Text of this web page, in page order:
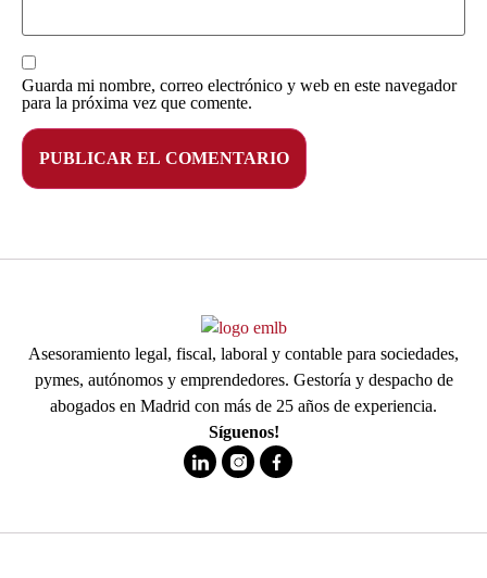
Guarda mi nombre, correo electrónico y web en este navegador
para la próxima vez que comente.
Asesoramiento legal, fiscal, laboral y contable para sociedades,
pymes, autónomos y emprendedores. Gestoría y despacho de
abogados en Madrid con más de 25 años de experiencia.
Síguenos!